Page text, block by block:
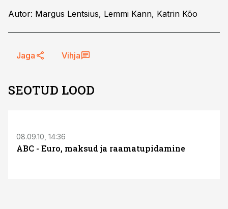
Autor: Margus Lentsius, Lemmi Kann, Katrin Kõo
Jaga Vihja
SEOTUD LOOD
08.09.10, 14:36
ABC - Euro, maksud ja raamatupidamine